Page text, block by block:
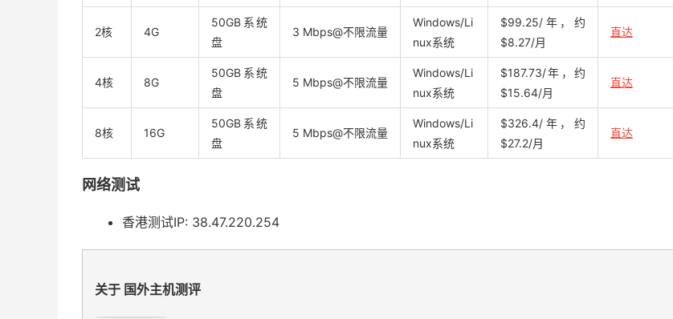
2核 4G
50GB系统
盘
3 Mbps@不限流量
Windows/Li
nux系统
$99.25/年，约
$8.27/月
直达
4核 8G
50GB系统
盘
5 Mbps@不限流量
Windows/Li
nux系统
$187.73/年，约
$15.64/月
直达
8核 16G
50GB系统
盘
5 Mbps@不限流量
Windows/Li
nux系统
$326.4/年，约
$27.2/月
直达
网络测试
香港测试IP: 38.47.220.254
关于 国外主机测评